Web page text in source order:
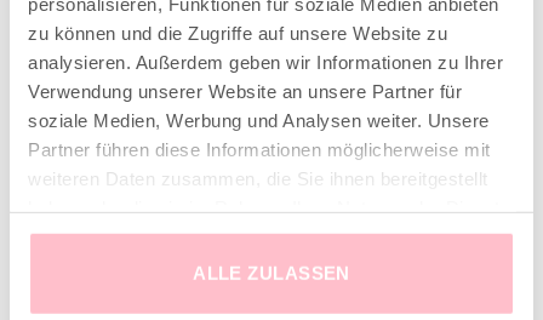
zu können und die Zugriffe auf unsere Website zu
analysieren. Außerdem geben wir Informationen zu Ihrer
Verwendung unserer Website an unsere Partner für
soziale Medien, Werbung und Analysen weiter. Unsere
Partner führen diese Informationen möglicherweise mit
weiteren Daten zusammen, die Sie ihnen bereitgestellt
gesammelt haben.
ALLE ZULASSEN
Poplin blouse palm white
169,00€ 119,00€
Poplin shorts palm white
139,00€ 99,00€